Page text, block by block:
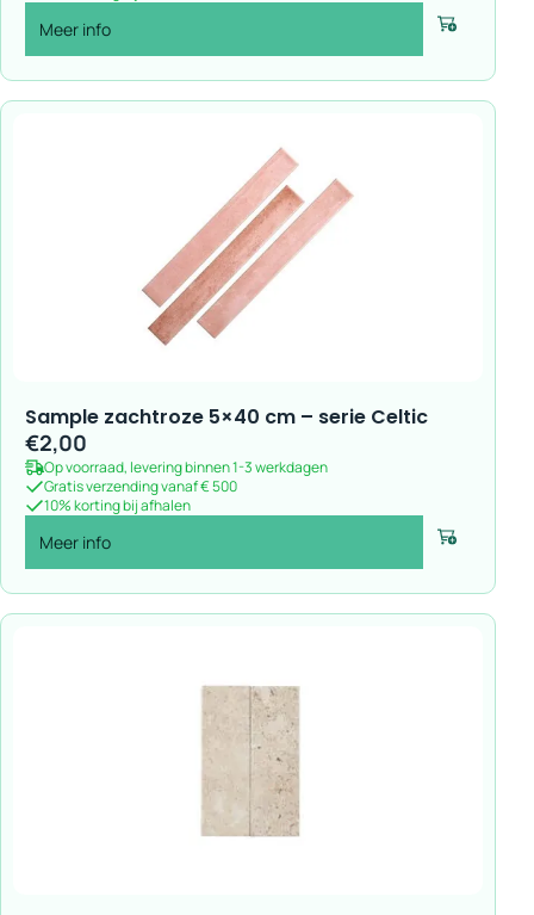
Meer info Voeg toe
Sample zachtroze 5×40 cm – serie Celtic
€2,00
Op voorraad, levering binnen 1-3 werkdagen
Gratis verzending vanaf € 500
10% korting bij afhalen
Meer info Voeg toe